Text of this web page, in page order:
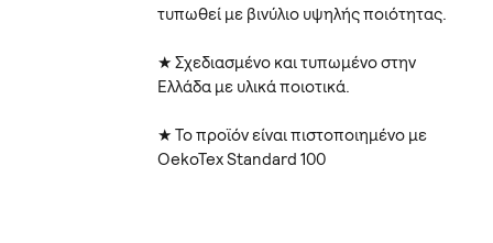
τυπωθεί με βινύλιο υψηλής ποιότητας.
★ Σχεδιασμένο και τυπωμένο στην
Ελλάδα με υλικά ποιοτικά.
★ Το προϊόν είναι πιστοποιημένο με
OekoTex Standard 100